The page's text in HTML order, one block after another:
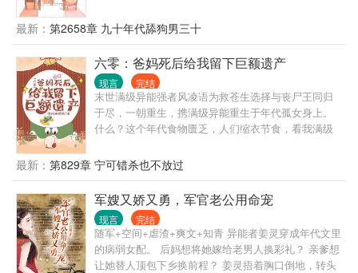
次穿的人物都有点惨。 什么渣男，什么极品家人，那
可真是要什么有什么。 没有更渣更极品的，只有最渣
最极品的。 唉！幸亏她有隐身异能，不然还真难搞。
七十年代悲惨人物 六年代不甘人物 五十年代悲剧人物
七十年代女知青 精神出轨的丈夫 六十年代的养女 冷
暴力丈夫 知青丈夫 上门女婿 愚孝男 恶婆婆 圣母病女
儿 七十年代冤大种 青梅抵不过天降
最新： 第2658章 九十年代舔狗男三十
六零：爸妈死后给我留下巨额遗产
现言 完结
末世满级异能强者风凌语为救苍生选择与丧尸王同归
于尽，一朝重生，携满级异能重生于年代孤女身上。
什么？这个年代食物匮乏，人们缩衣节食，看我满级
我末世女王如何扭转乾坤，揪出幕后黑手！ 为了安稳
度日，风凌语选择下乡，谁知竟在这里遇到那个他! 素
手纤纤，搅乱风云，看末世女王风凌语如何一步步找
出真相，携手爱人和小包子在这个特殊的年代绽放出
末世女王的风采！
最新： 第829章 宁可错杀也不放过
军嫂又娇又勇，军官老公用命宠
现言 完结
随军+空间+虐渣+爽文+知青 异能者姜灵穿成年代文里
的病弱女配。 后妈想将她嫁给老男人换彩礼？ 亲爹想
让她替人顶包下乡换前程？ 姜灵捂着胸口倒地，转头